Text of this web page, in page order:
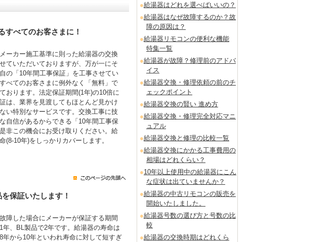
給湯器はどれを選べばいいの？
給湯器はなぜ故障するのか？故
障の原因は？
給湯器リモコンの便利な機能
特集一覧
給湯器が故障？修理前のアドバ
イス
給湯器交換・修理依頼の前のチ
ェックポイント
給湯器交換の賢い 進め方
給湯器交換・修理完全対応マニ
ュアル
給湯器交換と修理の比較一覧
給湯器交換にかかる工事費用の
相場はどれくらい？
10年以上使用中の給湯器にこん
な症状は出ていませんか？
給湯器の中古リモコンの販売を
開始いたしました。
給湯器号数の選び方と号数の比
較
給湯器の交換時期はどれくら
すべてのお客さまに！
ーカー施工基準に則った給湯器の交換
ていただいておりますが、万が一にそ
の「10年間工事保証」を工事させてい
べてのお客さまに例外なく「無料」で
おります。法定保証期間(1年)の10倍に
は、業界を見渡してもほとんど見かけ
い特別なサービスです。交換工事に技
自信があるからできる「10年間工事保
非この機会にお受け取りください。給
(8-10年)をしっかりカバーします。
保証いたします！
障した場合にメーカーが保証する期間
年、BL製品で2年です。給湯器の寿命は
年から10年といわれ寿命に対して短すぎ